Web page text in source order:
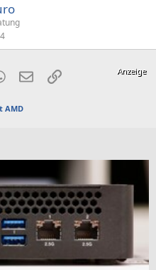
WhatsApp
E-MailLink
AMD